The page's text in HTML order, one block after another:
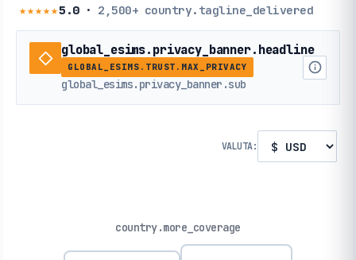
★★★★★5.0· 2,500+ country.tagline_delivered
global_esims.privacy_banner.headline
GLOBAL_ESIMS.TRUST.MAX_PRIVACY
global_esims.privacy_banner.sub
VALUTA:
country.more_coverage